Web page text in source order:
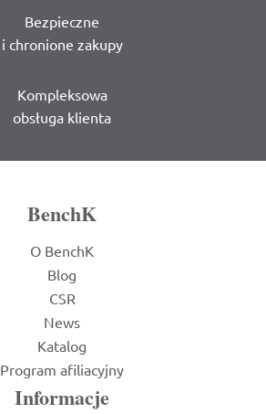
Bezpieczne
i chronione zakupy
Kompleksowa
obsługa klienta
BenchK
O BenchK
Blog
CSR
News
Katalog
Program afiliacyjny
Informacje